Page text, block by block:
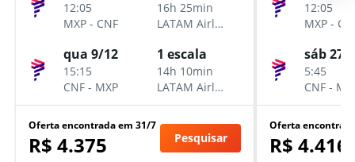
12:05
MXP - CNF
16h 25min
LATAM Airlines
qua 9/12
15:15
CNF - MXP
1 escala
14h 10min
LATAM Airlines
Oferta encontrada em 31/7
R$ 4.375 Pesquisar
12:05
MXP -
sáb 27/
5:45
CNF -
Oferta
R$ 4.416